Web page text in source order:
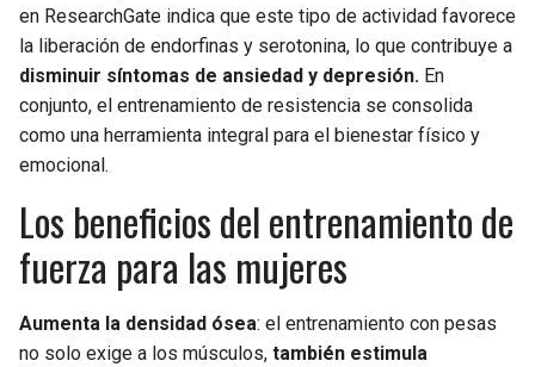
en ResearchGate indica que este tipo de actividad favorece
la liberación de endorfinas y serotonina, lo que contribuye a
disminuir síntomas de ansiedad y depresión. En
conjunto, el entrenamiento de resistencia se consolida
como una herramienta integral para el bienestar físico y
emocional.
Los beneficios del entrenamiento de
fuerza para las mujeres
Aumenta la densidad ósea: el entrenamiento con pesas
no solo exige a los músculos, también estimula